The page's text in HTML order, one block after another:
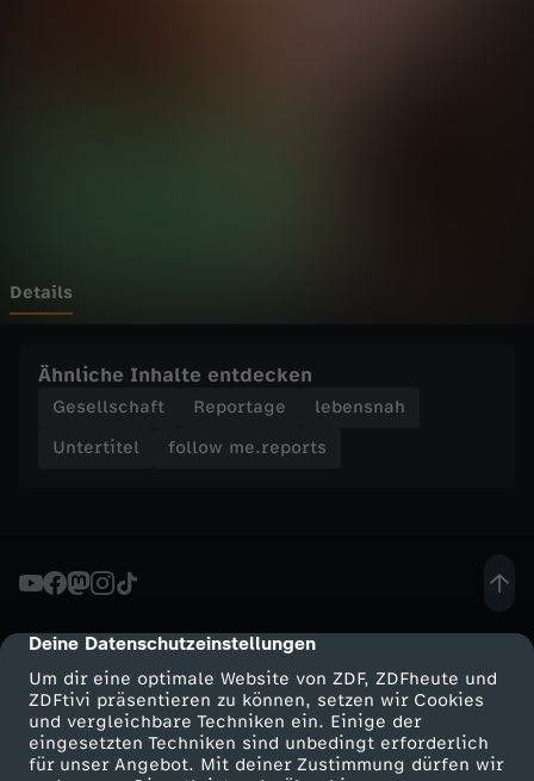
cmp-dialog-description
Deine Datenschutzeinstellungen
Um dir eine optimale Website von ZDF, ZDFheute und
ZDFtivi präsentieren zu können, setzen wir Cookies
und vergleichbare Techniken ein. Einige der
eingesetzten Techniken sind unbedingt erforderlich
für unser Angebot. Mit deiner Zustimmung dürfen wir
o
t
H
o
c
h
Details
Ähnliche Inhalte entdecken
Gesellschaft Reportage
lebensnah
Untertitel
follow me.reports